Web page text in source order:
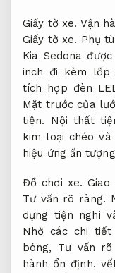
Giấy tờ xe. Vận
Giấy tờ xe. Phụ
Kia Sedona
inch đi kèm lốp
tích hợp đèn
Mặt trước của
tiện.
Nội thất
kim loại chéo
hiệu ứng ấn
Đồ chơi xe. Giao
Tư vấn rõ ràng.
dựng tiện nghi
Nhờ các chi
bóng, Tư vấn rõ
hành ổn định.